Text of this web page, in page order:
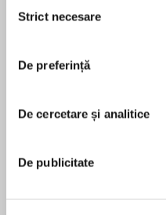
consimțământului
Strict necesare
De preferință
De cercetare și analitice
De publicitate
Swanson pens a
London is invited to
holidays at
and pine boughs,
În acest moment